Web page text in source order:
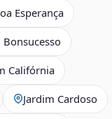
Esperança
Bonsucesso
Califórnia
Jardim Cardoso